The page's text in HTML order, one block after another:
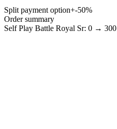
Split payment option+-50%
Order summary
Self Play Battle Royal Sr: 0 → 300